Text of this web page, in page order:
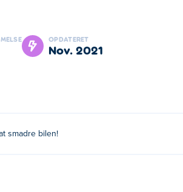
Idle spil.
OPDATERET
nov. 2021
smadre bilen!